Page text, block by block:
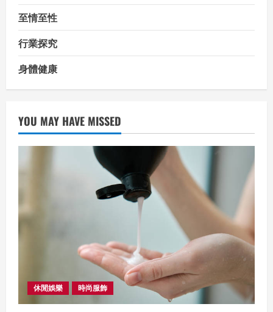
至情至性
行業探究
身體健康
YOU MAY HAVE MISSED
休閒娛樂 時尚服飾